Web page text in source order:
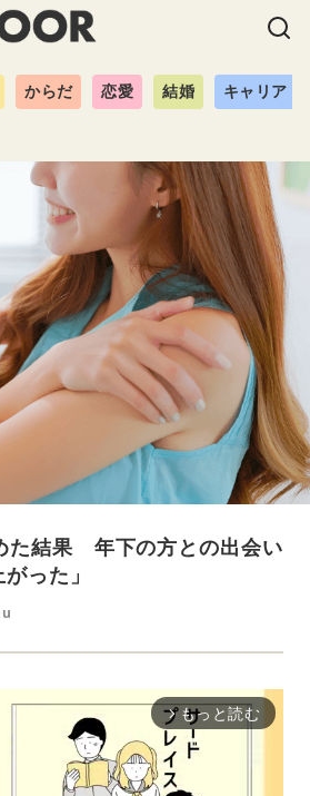
からだ 恋愛 結婚 キャリア
た結果 年下の方との出会い
った」
arrow_forward_ios もっと読む